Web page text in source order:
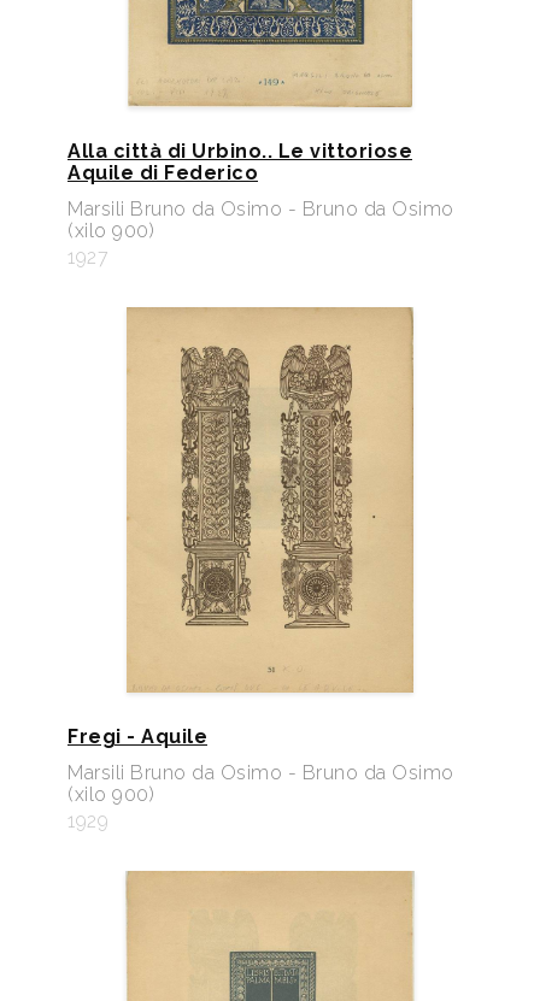
Alla città di Urbino.. Le vittoriose
Aquile di Federico
Marsili Bruno da Osimo - Bruno da Osimo
(xilo 900)
1927
Fregi - Aquile
Marsili Bruno da Osimo - Bruno da Osimo
(xilo 900)
1929